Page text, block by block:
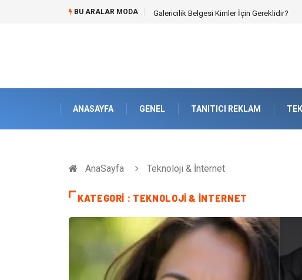
BU ARALAR MODA Doküman Yönetimi ile Kurumsal Hafızanın
ANASAYFA GENEL TANITICI REKLAM
AnaSayfa Teknoloji & İnternet
KATEGORI : TEKNOLOJI & İNTERNET